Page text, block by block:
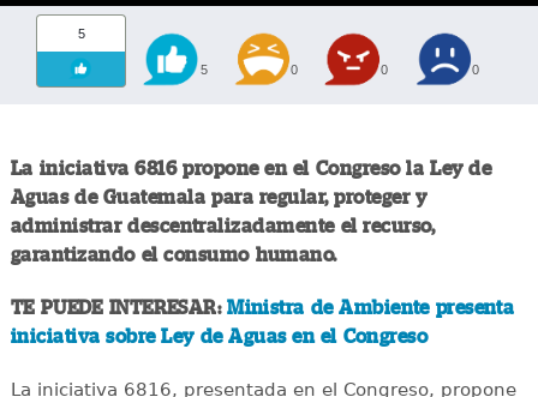
5
5 0 0 0
La iniciativa 6816 propone en el Congreso la Ley de
Aguas de Guatemala para regular, proteger y
administrar descentralizadamente el recurso,
garantizando el consumo humano.
TE PUEDE INTERESAR:Ministra de Ambiente presenta
iniciativa sobre Ley de Aguas en el Congreso
La iniciativa 6816, presentada en el Congreso, propone